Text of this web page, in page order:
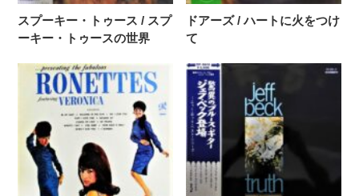
スプーキー・トゥース / スプ
ーキー・トゥースの世界
ドアーズ / ハートに火をつけ
て